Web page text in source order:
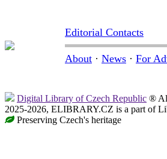
Editorial Contacts
About · News · For
Digital Library of Czech Republic ®
2025-2026, ELIBRARY.CZ is a part of
Preserving Czech's heritage